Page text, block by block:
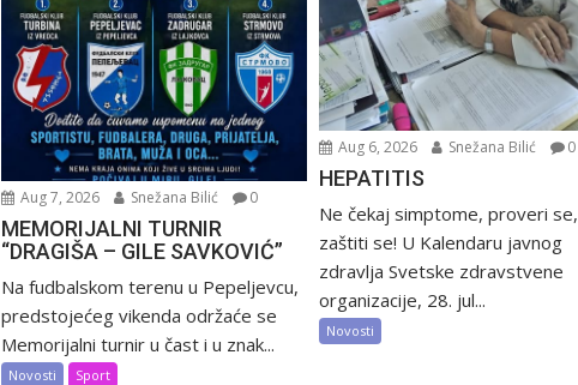
Aug 7, 2026 Snežana Bilić 0
MEMORIJALNI TURNIR
“DRAGIŠA – GILE SAVKOVIĆ”
Na fudbalskom terenu u Pepeljevcu,
predstojećeg vikenda održaće se
Memorijalni turnir u čast i u znak...
Novosti Sport
Aug 6, 2026 Snežana Bilić 0
HEPATITIS
Ne čekaj simptome, proveri se,
zaštiti se! U Kalendaru javnog
zdravlja Svetske zdravstvene
organizacije, 28. jul...
Novosti